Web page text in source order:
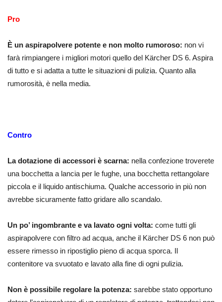
Pro
È un aspirapolvere potente e non molto rumoroso: non vi
farà rimpiangere i migliori motori quello del Kärcher DS 6. Aspira
di tutto e si adatta a tutte le situazioni di pulizia. Quanto alla
rumorosità, è nella media.
Contro
La dotazione di accessori è scarna: nella confezione troverete
una bocchetta a lancia per le fughe, una bocchetta rettangolare
piccola e il liquido antischiuma. Qualche accessorio in più non
avrebbe sicuramente fatto gridare allo scandalo.
Un po’ ingombrante e va lavato ogni volta: come tutti gli
aspirapolvere con filtro ad acqua, anche il Kärcher DS 6 non può
essere rimesso in ripostiglio pieno di acqua sporca. Il
contenitore va svuotato e lavato alla fine di ogni pulizia.
Non è possibile regolare la potenza: sarebbe stato opportuno